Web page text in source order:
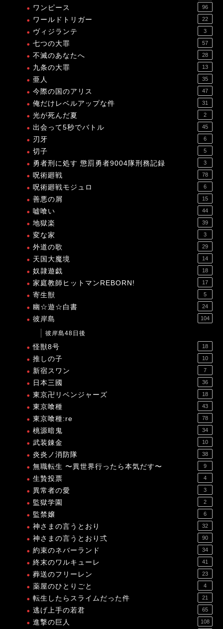
ワンピース 96
ワールドトリガー 22
ヴィジランテ 3
七つの大罪 57
不滅のあなたへ 28
九条の大罪 13
亜人 35
今際の国のアリス 47
俺だけレベルアップな件 31
光が死んだ夏 2
出会って5秒でバトル 45
刃牙 6
切子 5
勇者刑に処す 懲罰勇者9004隊刑務記録 3
呪術廻戦 78
呪術廻戦モジュロ 6
善悪の屑 15
嘘喰い 44
地獄楽 39
変な家 3
外道の歌 29
天国大魔境 14
奴隷遊戯 18
家庭教師ヒットマンREBORN! 17
寄生獣 5
幽☆遊☆白書 24
彼岸島 104
彼岸島48日後
怪獣8号 18
推しの子 10
新宿スワン 7
日本三國 36
東京卍リベンジャーズ 18
東京喰種 43
東京喰種:re 78
桃源暗鬼 34
武装錬金 10
炎炎ノ消防隊 38
無職転生 〜異世界行ったら本気だす〜 9
生贄投票 4
異常者の愛 3
監獄学園 2
監禁嬢 6
神さまの言うとおり 32
神さまの言うとおり弍 90
約束のネバーランド 34
終末のワルキューレ 41
葬送のフリーレン 23
薬屋のひとりごと 4
転生したらスライムだった件 21
逃げ上手の若君 65
進撃の巨人 108